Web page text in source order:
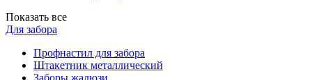
Показать все
Для забора
Профнастил для забора
Штакетник металлический
Заборы жалюзи